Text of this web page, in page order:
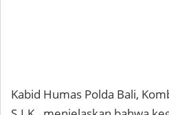
Kabid Humas Polda Bali,